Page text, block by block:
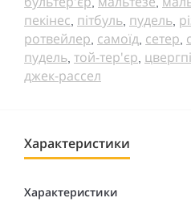
пекінес пітбуль пудель
ротвейлер самоїд сетер
пудель той-тер'єр
джек-рассел
Характеристики
Характеристики